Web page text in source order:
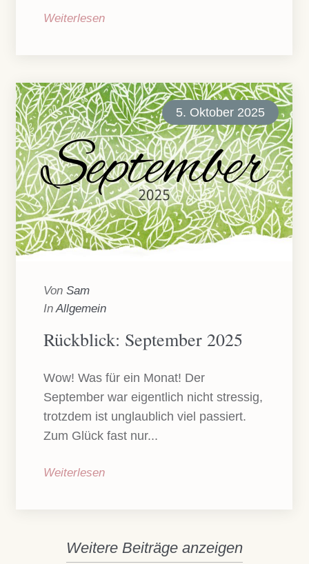
Weiterlesen
5. Oktober 2025
Von Sam
In Allgemein
Rückblick: September 2025
Wow! Was für ein Monat! Der
September war eigentlich nicht stressig,
trotzdem ist unglaublich viel passiert.
Zum Glück fast nur...
Weiterlesen
Weitere Beiträge anzeigen